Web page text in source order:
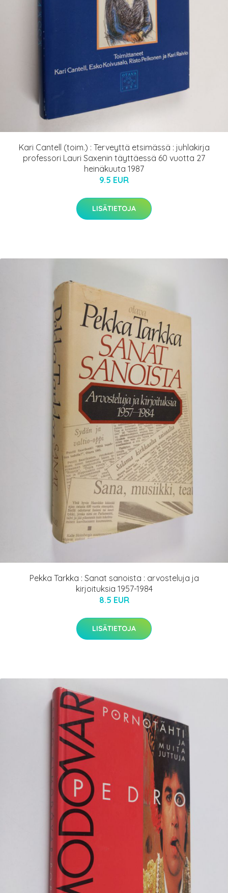
Kari Cantell (toim.) : Terveyttä etsimässä : juhlakirja
professori Lauri Saxenin täyttäessä 60 vuotta 27
heinäkuuta 1987
9.5 EUR
LISÄTIETOJA
Pekka Tarkka : Sanat sanoista : arvosteluja ja
kirjoituksia 1957-1984
8.5 EUR
LISÄTIETOJA